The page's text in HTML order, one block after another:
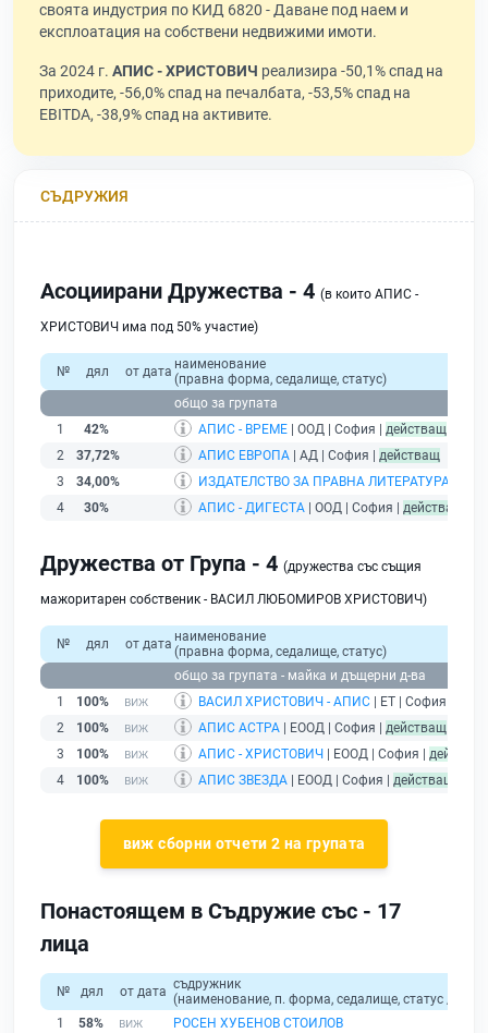
своята индустрия по КИД 6820 - Даване под наем и
експлоатация на собствени недвижими имоти.
За 2024 г. АПИС - ХРИСТОВИЧ реализира -50,1% спад на
приходите, -56,0% спад на печалбата, -53,5% спад на
EBITDA, -38,9% спад на активите.
СЪДРУЖИЯ
Асоциирани Дружества - 4 (в които АПИС -
ХРИСТОВИЧ има под 50% участие)
№ дял от дата наименование
(правна форма, седалище, статус)
общо за групата
1
42% АПИС - ВРЕМЕ | ООД | София | действащ
2
37,72% АПИС ЕВРОПА | АД | София | действащ
3
34,00% ИЗДАТЕЛСТВО ЗА ПРАВНА ЛИТЕРАТУРА
4
30% АПИС - ДИГЕСТА | ООД | София | действащ
Дружества от Група - 4 (дружества със същия
мажоритарен собственик - ВАСИЛ ЛЮБОМИРОВ ХРИСТОВИЧ)
№ дял от дата наименование
(правна форма, седалище, статус)
общо за групата - майка и дъщерни д-ва
1
100% ВАСИЛ ХРИСТОВИЧ - АПИС | ЕТ | София |
2
100% АПИС АСТРА | ЕООД | София | действащ
3
100% АПИС - ХРИСТОВИЧ | ЕООД | София |
4
100% АПИС ЗВЕЗДА | ЕООД | София | действащ
виж сборни отчети 2 на групата
Понастоящем в Съдружие със - 17
лица
№ дял от дата съдружник
(наименование, п. форма, седалище, статус /
1
58%
РОСЕН ХУБЕНОВ СТОИЛОВ